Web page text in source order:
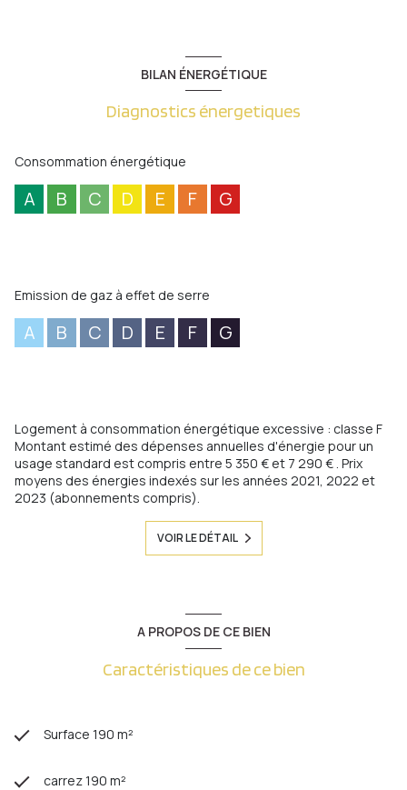
BILAN ÉNERGÉTIQUE
Diagnostics énergetiques
Consommation énergétique
A B C D E F G
Emission de gaz à effet de serre
A B C D E F G
Logement à consommation énergétique excessive : classe F
Montant estimé des dépenses annuelles d'énergie pour un
usage standard est compris entre 5 350 € et 7 290 € . Prix
moyens des énergies indexés sur les années 2021, 2022 et
2023 (abonnements compris).
VOIR LE DÉTAIL
A PROPOS DE CE BIEN
Caractéristiques de ce bien
Surface 190 m²
carrez 190 m²